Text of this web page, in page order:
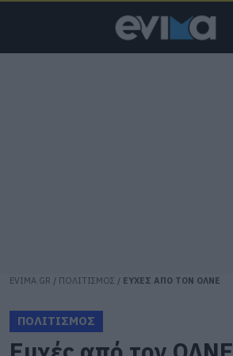
EVIMA.GR / ΠΟΛΙΤΙΣΜΟΣ / ΕΥΧΕΣ ΑΠΟ ΤΟΝ ΟΛΝΕ
ΠΟΛΙΤΙΣΜΟΣ